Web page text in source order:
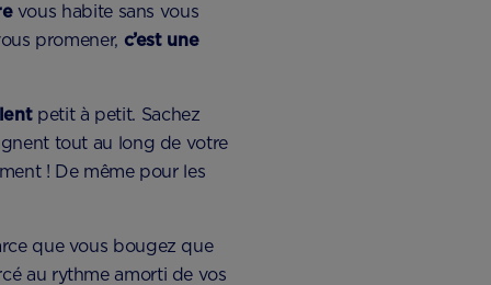
vous habite sans vous
promener, c’est une
petit à petit. Sachez
tout au long de votre
! De même pour les
que vous bougez que
au rythme amorti de vos